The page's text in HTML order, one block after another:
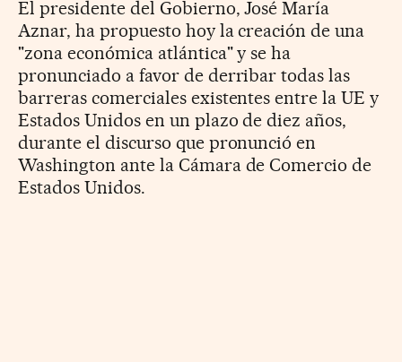
El presidente del Gobierno, José María
Aznar, ha propuesto hoy la creación de una
"zona económica atlántica" y se ha
pronunciado a favor de derribar todas las
barreras comerciales existentes entre la UE y
Estados Unidos en un plazo de diez años,
durante el discurso que pronunció en
Washington ante la Cámara de Comercio de
Estados Unidos.